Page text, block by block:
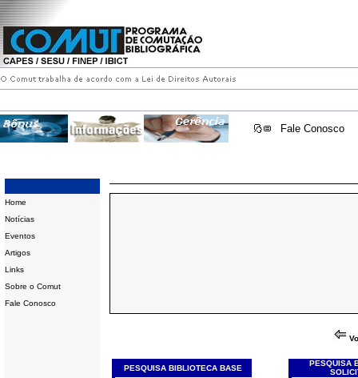
Fale Conosco
Home
Notícias
Eventos
Artigos
Links
Sobre o Comut
Fale Conosco
PESQUISA BIBLIOTECA BASE
PESQUISA